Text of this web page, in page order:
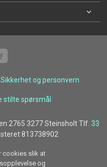
Sikkerhet og personvern
stilte spørsmål
2765 3277 Steinsholt Tlf. 33
813738902
cookies slik at
og